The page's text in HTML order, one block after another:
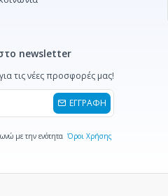
newsletter
τις νέες προσφορές μας!
ΕΓΓΡΑΦΗ
με την ενότητα Όροι Χρήσης